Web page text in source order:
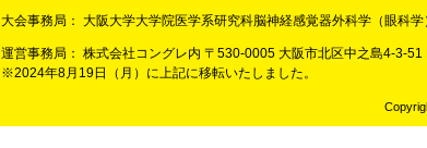
大会事務局： 大阪大学大学院医学系研究科脳神経感覚器外科学（眼科学
運営事務局： 株式会社コングレ内 〒530-0005 大阪市北区中之島4-3-
※2024年8月19日（月）に上記に移転いたしました。